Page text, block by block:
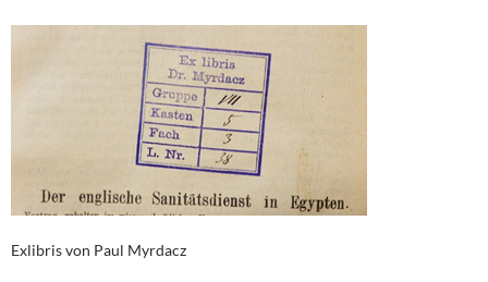
Exlibris von Paul Myrdacz